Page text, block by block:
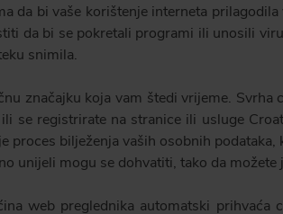
da bi vaše korištenje interneta
da bi se pokretali programi ili unosili
snimila.
značajku koja vam štedi vrijeme.
se registrirate na stranice ili usluge
bilježenja vaših osobnih
unijeli mogu se dohvatiti, tako da
web preglednika automatski